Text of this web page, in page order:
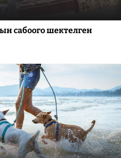
сабоого шектелген